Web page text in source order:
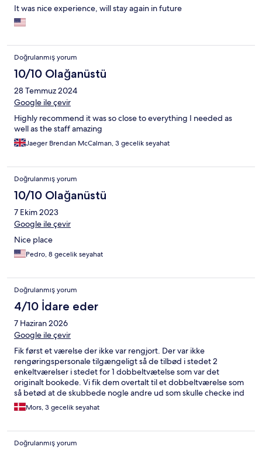
It was nice experience, will stay again in future
Doğrulanmış yorum
10/10 Olağanüstü
28 Temmuz 2024
Google ile çevir
Highly recommend it was so close to everything I needed as
well as the staff amazing
Jaeger Brendan McCalman, 3 gecelik seyahat
Doğrulanmış yorum
10/10 Olağanüstü
7 Ekim 2023
Google ile çevir
Nice place
Pedro, 8 gecelik seyahat
Doğrulanmış yorum
4/10 İdare eder
7 Haziran 2026
Google ile çevir
Fik først et værelse der ikke var rengjort. Der var ikke
rengøringspersonale tilgængeligt så de tilbød i stedet 2
enkeltværelser i stedet for 1 dobbeltvætelse som var det
originalt bookede. Vi fik dem overtalt til et dobbeltværelse som
så betød at de skubbede nogle andre ud som skulle checke ind
senere. Der manglede en pære på badeværelset så det var ret
mørkt. Snoren til gardin manglede så vi skulle manuelt stå og
iskoldt og vi fortalte det til receptionen, men de gjorde intet
ved det. Alt i alt et ret dårligt sted, men prisen afspejlede det
Mors, 3 gecelik seyahat
Doğrulanmış yorum